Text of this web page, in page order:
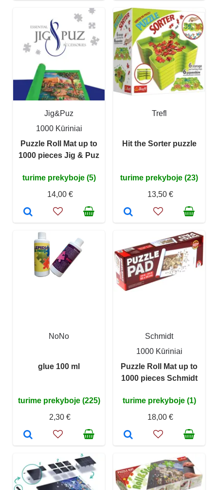
Jig&Puz
1000 Kūriniai
Puzzle Roll Mat up to
1000 pieces Jig & Puz
turime prekyboje (5)
14,00 €
Trefl
Hit the Sorter puzzle
turime prekyboje (23)
13,50 €
NoNo
glue 100 ml
turime prekyboje (225)
2,30 €
Schmidt
1000 Kūriniai
Puzzle Roll Mat up to
1000 pieces Schmidt
turime prekyboje (1)
18,00 €